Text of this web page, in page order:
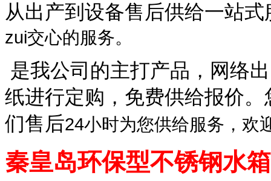
从出产到设备售后供给一站
zui交心的服务。
是我公司的主打产品，网络
纸进行定购，免费供给报价
们售后24小时为您供给服务，欢
秦皇岛环保型不锈钢水